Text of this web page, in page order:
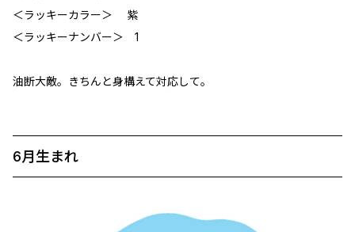
＜ラッキーカラー＞ 紫
＜ラッキーナンバー＞ 1
油断大敵。きちんと身構えて対応して。
6月生まれ